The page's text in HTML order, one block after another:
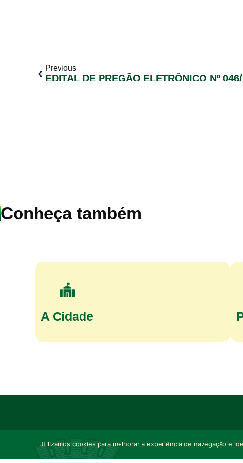
Previous
EDITAL DE PREGÃO ELETRÔNICO Nº
Conheça também
A Cidade
Utilizamos cookies para melhorar a experiência de navegação e